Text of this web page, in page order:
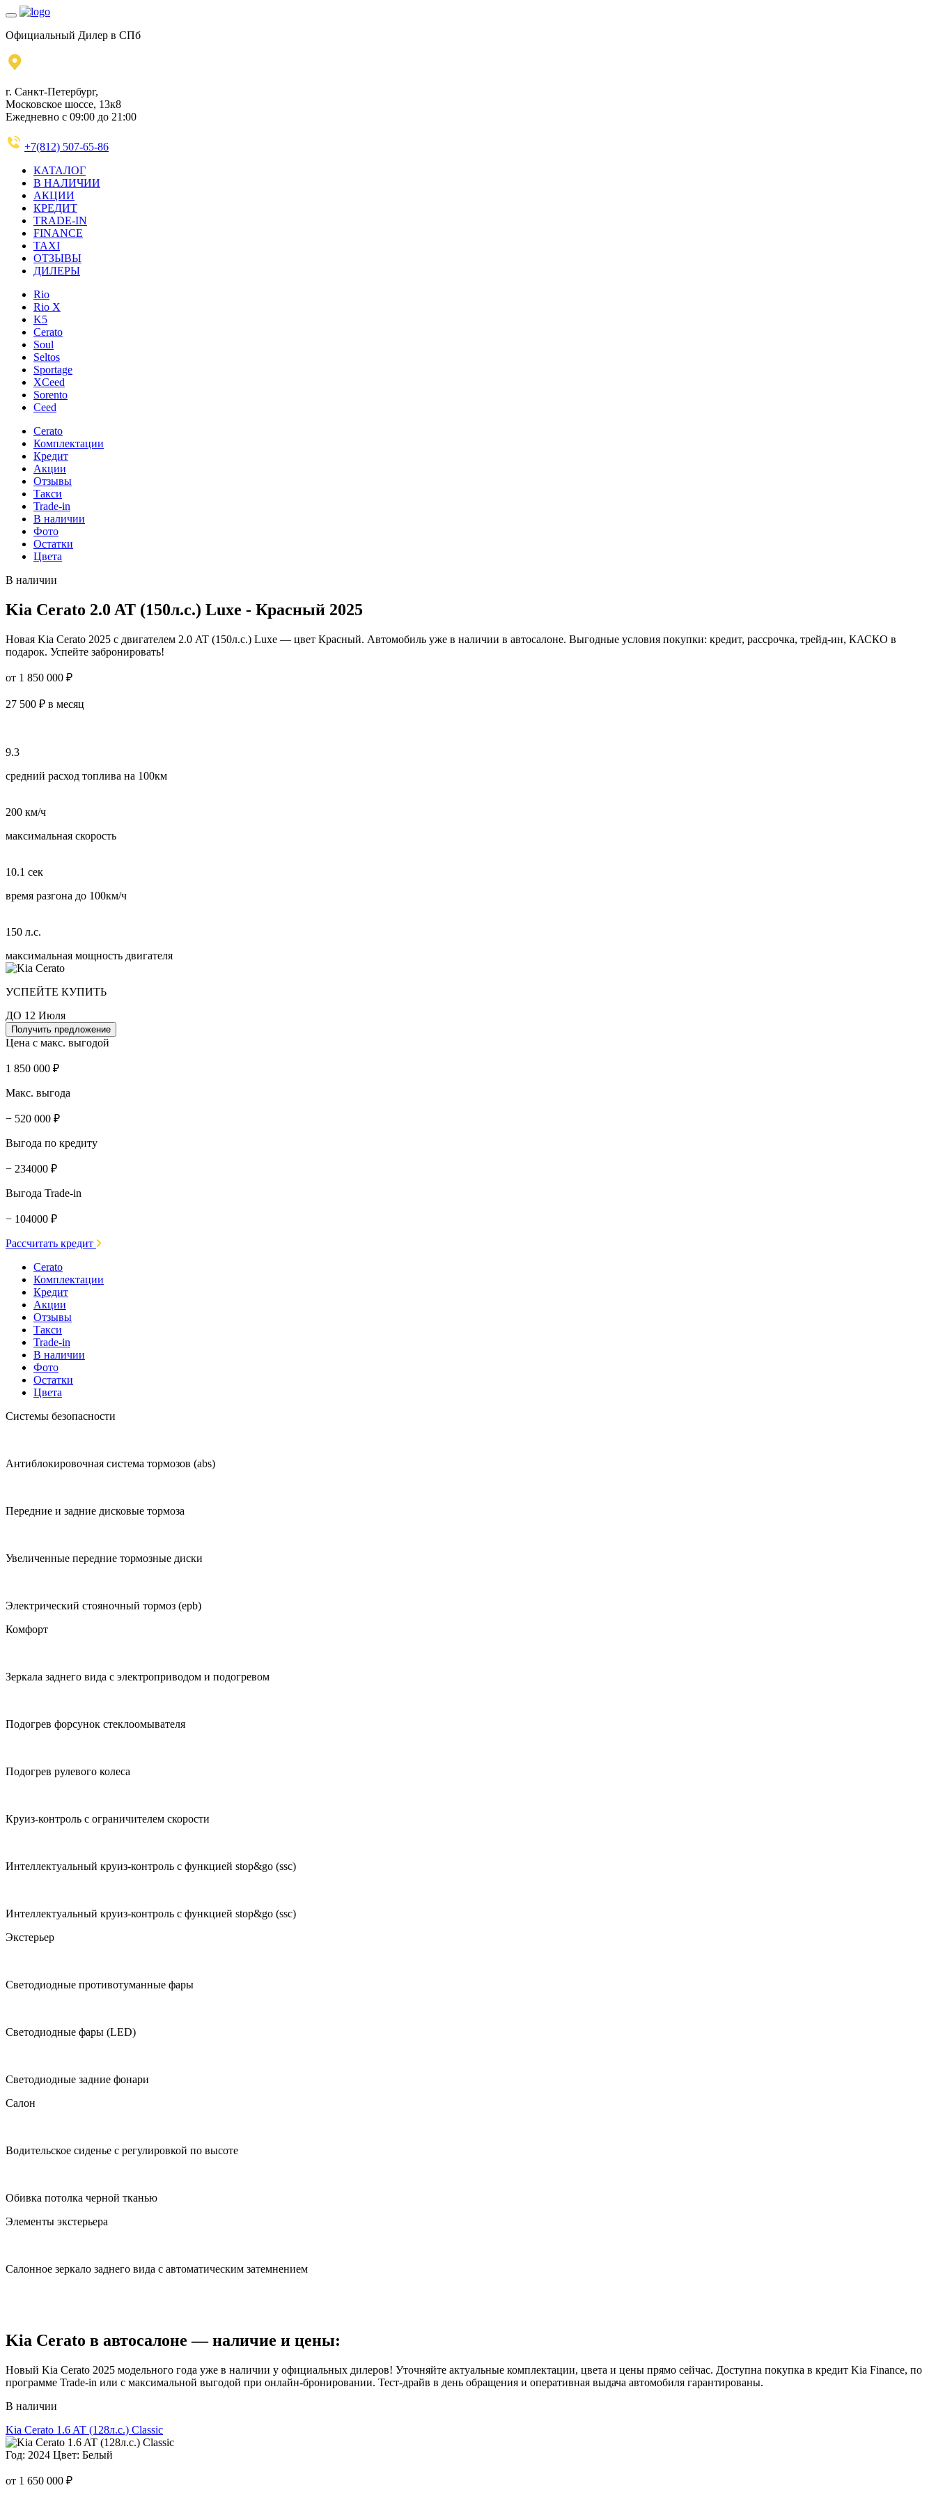
Официальный Дилер в СПб
г. Санкт-Петербург,
Московское шоссе, 13к8
Ежедневно с 09:00 до 21:00
+7(812) 507-65-86
КАТАЛОГ
В НАЛИЧИИ
АКЦИИ
КРЕДИТ
TRADE-IN
FINANCE
TAXI
ОТЗЫВЫ
ДИЛЕРЫ
Rio
Rio X
K5
Cerato
Soul
Seltos
Sportage
XCeed
Sorento
Ceed
Cerato
Комплектации
Кредит
Акции
Отзывы
Такси
Trade-in
В наличии
Фото
Остатки
Цвета
В наличии
Kia Cerato 2.0 AT (150л.с.) Luxe - Красный 2025
Новая Kia Cerato 2025 с двигателем 2.0 AT (150л.с.) Luxe — цвет Красный. Автомобиль уже в наличии в автосалоне. Выгодные условия покупки: кредит, рассрочка, трейд-ин, КАСКО в
подарок. Успейте забронировать!
от 1 850 000 ₽
27 500 ₽ в месяц
9.3
средний расход топлива на 100км
200 км/ч
максимальная скорость
10.1 сек
время разгона до 100км/ч
150 л.с.
максимальная мощность двигателя
УСПЕЙТЕ КУПИТЬ
ДО 12 Июля
Получить предложение
Цена с макс. выгодой
1 850 000 ₽
Макс. выгода
− 520 000 ₽
Выгода по кредиту
− 234000 ₽
Выгода Trade-in
− 104000 ₽
Рассчитать кредит
Cerato
Комплектации
Кредит
Акции
Отзывы
Такси
Trade-in
В наличии
Фото
Остатки
Цвета
Системы безопасности
Антиблокировочная система тормозов (abs)
Передние и задние дисковые тормоза
Увеличенные передние тормозные диски
Электрический стояночный тормоз (epb)
Комфорт
Зеркала заднего вида с электроприводом и подогревом
Подогрев форсунок стеклоомывателя
Подогрев рулевого колеса
Круиз-контроль с ограничителем скорости
Интеллектуальный круиз-контроль с функцией stop&go (ssc)
Интеллектуальный круиз-контроль с функцией stop&go (ssc)
Экстерьер
Светодиодные противотуманные фары
Светодиодные фары (LED)
Светодиодные задние фонари
Салон
Водительское сиденье с регулировкой по высоте
Обивка потолка черной тканью
Элементы экстерьера
Салонное зеркало заднего вида с автоматическим затемнением
Kia Cerato в автосалоне — наличие и цены:
Новый Kia Cerato 2025 модельного года уже в наличии у официальных дилеров! Уточняйте актуальные комплектации, цвета и цены прямо сейчас. Доступна покупка в кредит Kia Finance, по
программе Trade-in или с максимальной выгодой при онлайн-бронировании. Тест-драйв в день обращения и оперативная выдача автомобиля гарантированы.
В наличии
Kia Cerato 1.6 AT (128л.с.) Classic
Год: 2024 Цвет: Белый
от 1 650 000 ₽